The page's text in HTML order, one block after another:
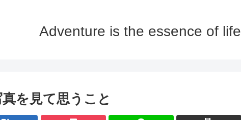
Adventure is the essence of life
を見て思うこと